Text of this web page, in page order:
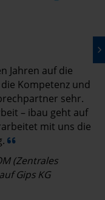
Jahren auf die
Kompetenz und
sehr.
– ibau geht auf
mit uns die
(Zentrales
Gips KG